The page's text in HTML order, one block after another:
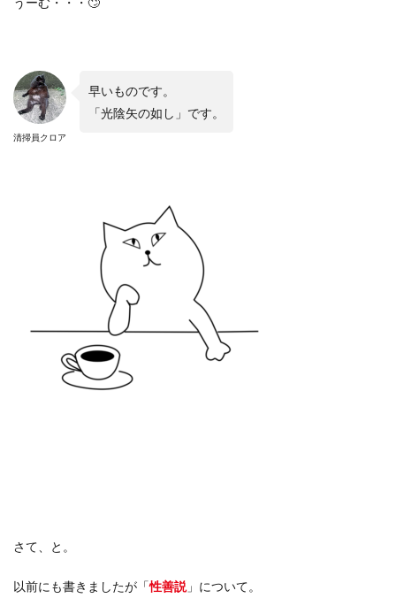
清掃員クロア
早いものです。
「光陰矢の如し」です。
さて、と。
以前にも書きましたが「性善説 」について。